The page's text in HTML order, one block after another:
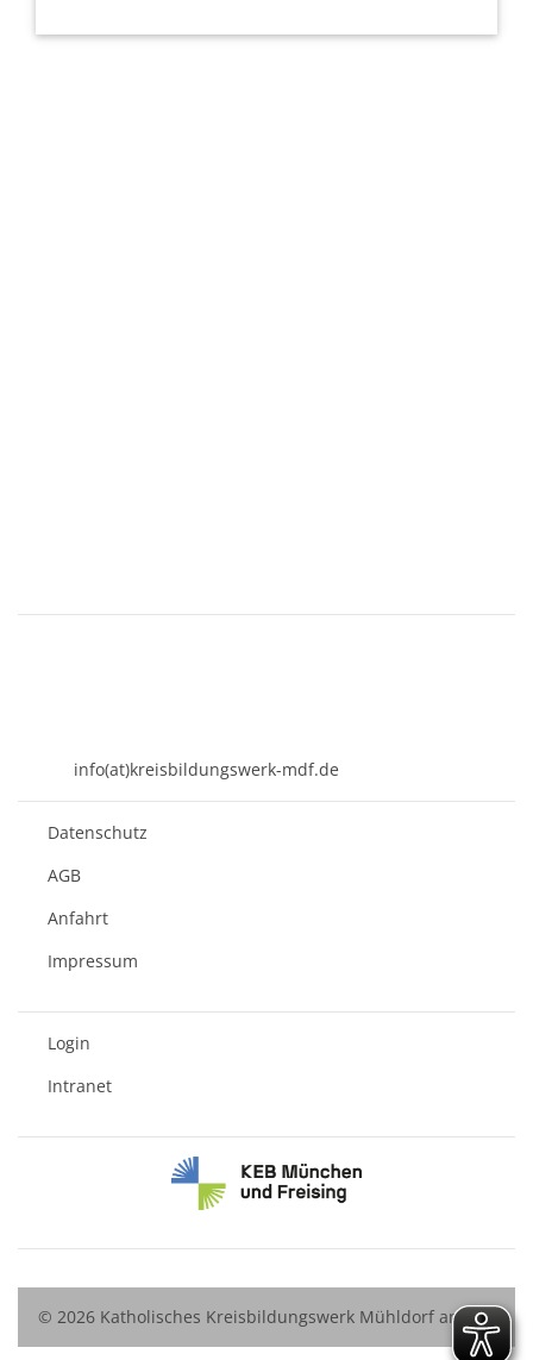
info(at)kreisbildungswerk-mdf.de
Datenschutz
AGB
Anfahrt
Impressum
Login
Intranet
© 2026 Katholisches Kreisbildungswerk Mühldorf am Inn